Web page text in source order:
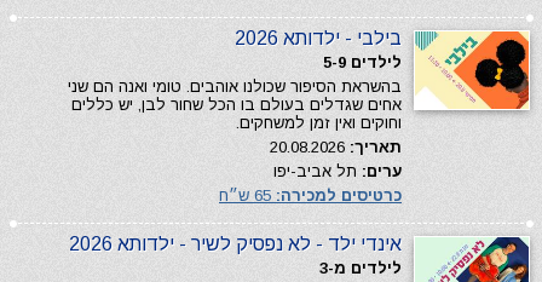
בילבי - ילדותא 2026
לילדים 5-9
בהשראת הסיפור שכולנו אוהבים. טומי ואנה הם שני
אחים שגדלים בעולם בו הכל שחור לבן, יש כללים
וחוקים ואין זמן למשחקים.
תאריך:
ערים: תל אביב-יפו
כרטיסים למכירה:
אינדי ילד - לא נפסיק לשיר - ילדותא 2026
לילדים מ-3